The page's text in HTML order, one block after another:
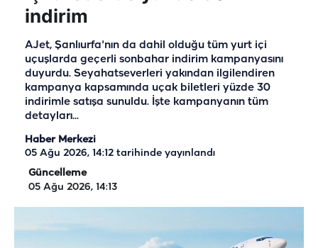
indirim
AJet, Şanlıurfa'nın da dahil olduğu tüm yurt içi
uçuşlarda geçerli sonbahar indirim kampanyasını
duyurdu. Seyahatseverleri yakından ilgilendiren
kampanya kapsamında uçak biletleri yüzde 30
indirimle satışa sunuldu. İşte kampanyanın tüm
detayları...
Haber Merkezi
05 Ağu 2026, 14:12 tarihinde yayınlandı
Güncelleme
05 Ağu 2026, 14:13